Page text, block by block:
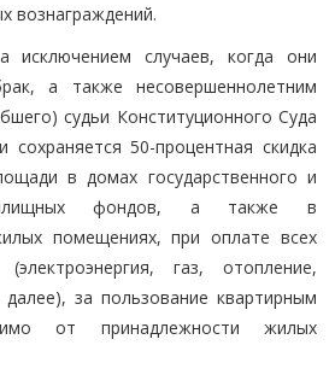
вознаграждений.
исключением случаев, когда они
а также несовершеннолетним
судьи Конституционного Суда
сохраняется 50-процентная скидка
в домах государственного и
фондов, а также в
помещениях, при оплате всех
газ, отопление,
за пользование квартирным
от принадлежности жилых